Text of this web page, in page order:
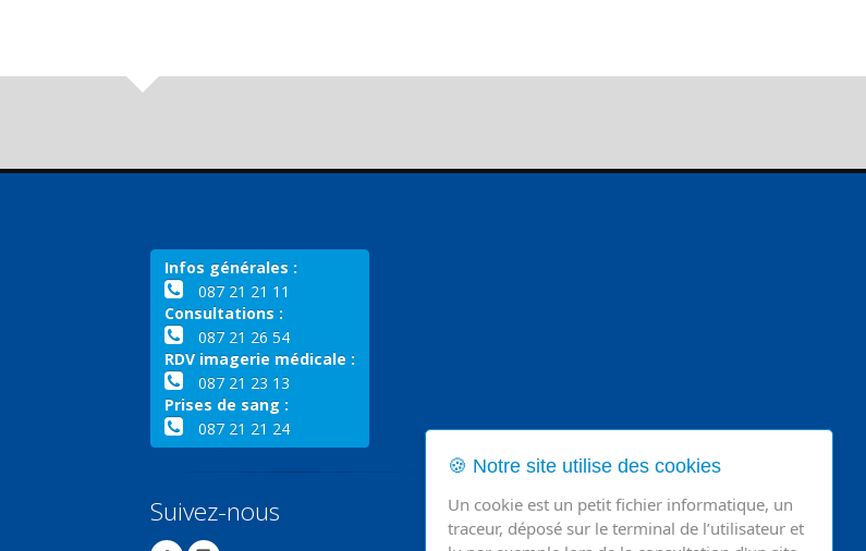
Infos générales :
087 21 21 11
Consultations :
087 21 26 54
RDV imagerie médicale :
087 21 23 13
Prises de sang :
087 21 21 24
Suivez-nous
🍪 Notre site utilise des cookies
Un cookie est un petit fichier informatique, un
traceur, déposé sur le terminal de l’utilisateur et